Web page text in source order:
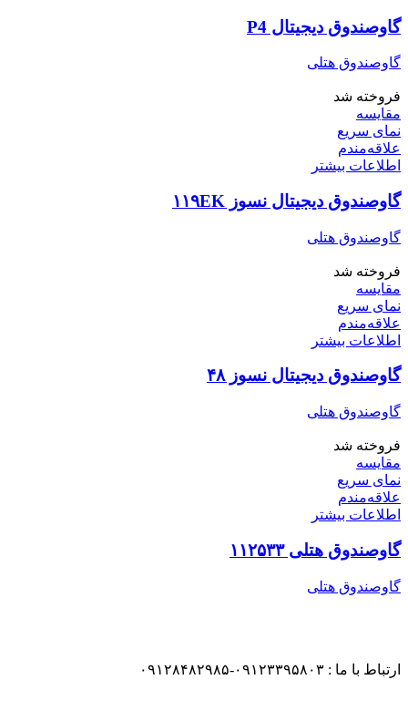
گاوصندوق دیجیتال P4
گاوصندوق هتلی
فروخته شد
مقایسه
نمای سریع
علاقه‌مندم
اطلاعات بیشتر
گاوصندوق دیجیتال نسوز ۱۱۹EK
گاوصندوق هتلی
فروخته شد
مقایسه
نمای سریع
علاقه‌مندم
اطلاعات بیشتر
گاوصندوق دیجیتال نسوز ۴۸
گاوصندوق هتلی
فروخته شد
مقایسه
نمای سریع
علاقه‌مندم
اطلاعات بیشتر
گاوصندوق هتلی ۱۱۲۵۳۳
گاوصندوق هتلی
ارتباط با ما : ۰۹۱۲۳۳۹۵۸۰۳-۰۹۱۲۸۴۸۲۹۸۵